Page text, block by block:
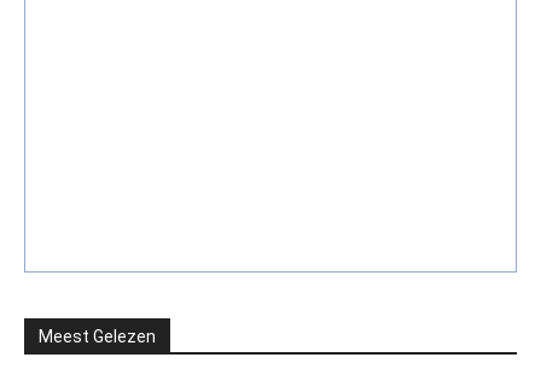
Meest Gelezen